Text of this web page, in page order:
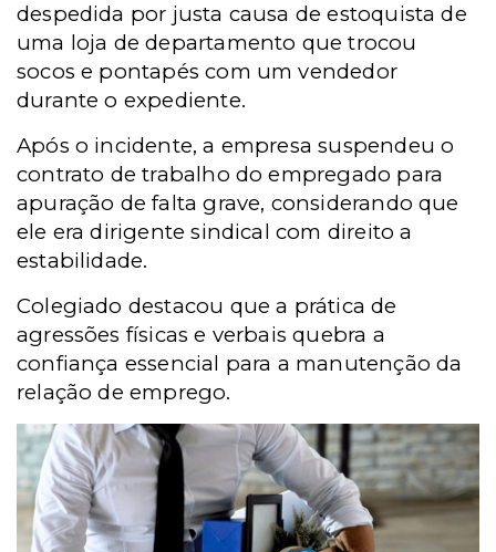
despedida por justa causa de estoquista de
uma loja de departamento que trocou
socos e pontapés com um vendedor
durante o expediente.
Após o incidente, a empresa suspendeu o
contrato de trabalho do empregado para
apuração de falta grave, considerando que
ele era dirigente sindical com direito a
estabilidade.
Colegiado destacou que a prática de
agressões físicas e verbais quebra a
confiança essencial para a manutenção da
relação de emprego.